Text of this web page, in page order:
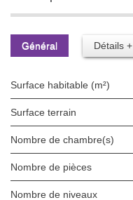
Général Détails +
Surface habitable (m²)
surface terrain
Nombre de chambre(s)
Nombre de pièces
Nombre de niveaux